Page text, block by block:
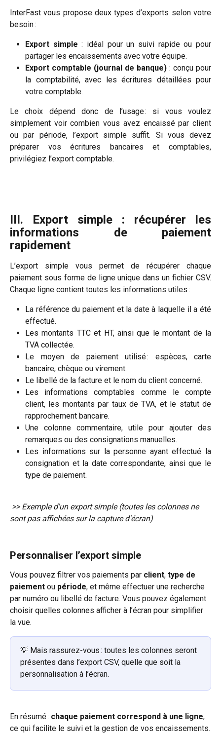
InterFast vous propose deux types d’exports selon votre
besoin :
Export simple : idéal pour un suivi rapide ou pour
partager les encaissements avec votre équipe.
Export comptable (journal de banque) : conçu pour
la comptabilité, avec les écritures détaillées pour
votre comptable.
Le choix dépend donc de l’usage : si vous voulez
simplement voir combien vous avez encaissé par client
ou par période, l’export simple suffit. Si vous devez
préparer vos écritures bancaires et comptables,
privilégiez l’export comptable.
III. Export simple : récupérer les
informations de paiement
rapidement
L’export simple vous permet de récupérer chaque
paiement sous forme de ligne unique dans un fichier CSV.
Chaque ligne contient toutes les informations utiles :
La référence du paiement et la date à laquelle il a été
effectué.
Les montants TTC et HT, ainsi que le montant de la
TVA collectée.
Le moyen de paiement utilisé : espèces, carte
bancaire, chèque ou virement.
Le libellé de la facture et le nom du client concerné.
Les informations comptables comme le compte
client, les montants par taux de TVA, et le statut de
rapprochement bancaire.
Une colonne commentaire, utile pour ajouter des
remarques ou des consignations manuelles.
Les informations sur la personne ayant effectué la
consignation et la date correspondante, ainsi que le
type de paiement.
>> Exemple d'un export simple (toutes les colonnes ne
sont pas affichées sur la capture d'écran)
Personnaliser l’export simple
Vous pouvez filtrer vos paiements par client, type de
paiement ou période, et même effectuer une recherche
par numéro ou libellé de facture. Vous pouvez également
choisir quelles colonnes afficher à l’écran pour simplifier
la vue.
💡 Mais rassurez-vous : toutes les colonnes seront
présentes dans l’export CSV, quelle que soit la
personnalisation à l’écran.
En résumé : chaque paiement correspond à une ligne,
ce qui facilite le suivi et la gestion de vos encaissements.